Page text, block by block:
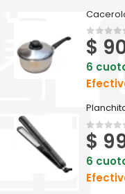
0out
$
6
0out
$
6